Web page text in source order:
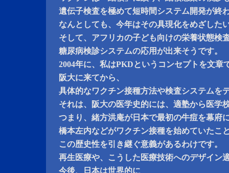
遺伝子検査を極めて短時間システム開発が終
なんとしても、今年はその具現化をめざした
そして、アフリカの子ども向けの栄養状態検
糖尿病検診システムの応用が出来そうです。
2004年に、私はPKDというコンセプトを文章
阪大に来てから、
具体的なワクチン接種方法や検査システムを
それは、阪大の医学史的には、適塾から医学
つまり、緒方洪庵が日本で最初の牛痘を幕府
橋本左内などがワクチン接種を始めていたこ
この歴史性を引き継ぐ意義があるわけです。
再生医療や、こうした医療技術へのデザイン
今後、日本は世界的に